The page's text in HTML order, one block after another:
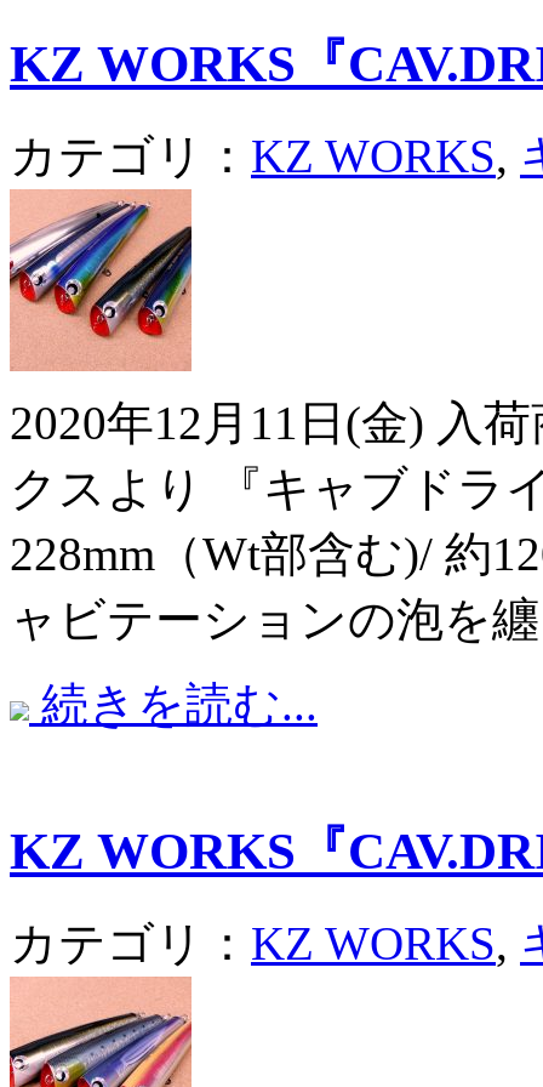
KZ WORKS『
カテゴリ： KZ WORKS,
2020年12月11日(金) 入
クスより 『キャブドラ
228mm（Wt部含む)/ 約
ャビテーションの泡を
続きを読む...
KZ WORKS『
カテゴリ： KZ WORKS,